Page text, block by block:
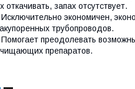
откачивать, запах отсутствует.
Исключительно экономичен,
трубопроводов.
Помогает преодолевать
препаратов.